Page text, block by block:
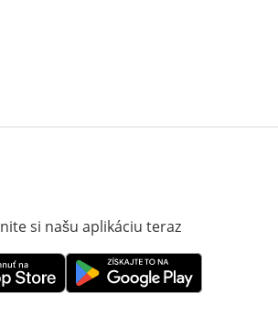
si našu aplikáciu teraz
vnovom okneOtvorí sa vnovom okne